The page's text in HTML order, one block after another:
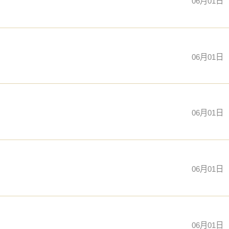
06月01日
06月01日
06月01日
06月01日